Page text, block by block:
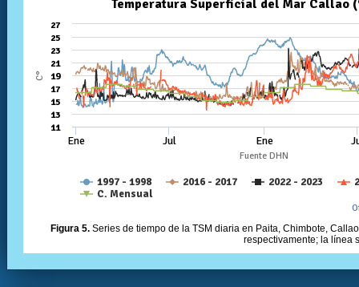
Figura 5. Series de tiempo de la TSM diaria en Paita, Chimbote,
respectivamente; la línea